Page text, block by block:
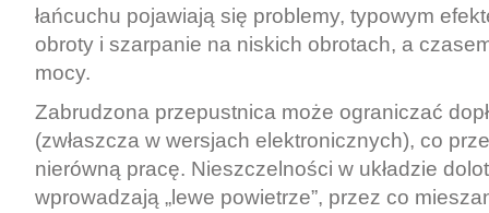
łańcuchu pojawiają się problemy, typowym
obroty i szarpanie na niskich obrotach, a
mocy.
Zabrudzona przepustnica może ograniczać
(zwłaszcza w wersjach elektronicznych), co
nierówną pracę. Nieszczelności w układzie
wprowadzają „lewe powietrze”, przez co